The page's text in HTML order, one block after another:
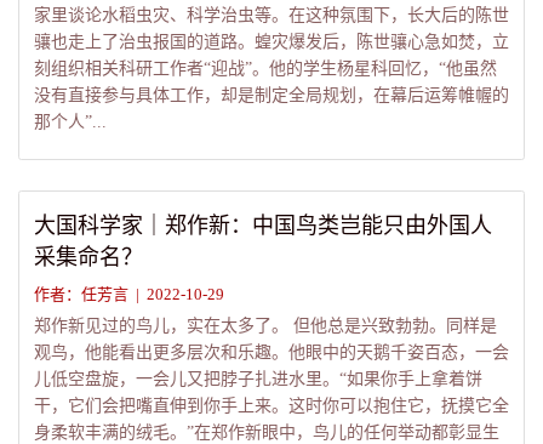
家里谈论水稻虫灾、科学治虫等。在这种氛围下，长大后的陈世
骧也走上了治虫报国的道路。蝗灾爆发后，陈世骧心急如焚，立
刻组织相关科研工作者“迎战”。他的学生杨星科回忆，“他虽然
没有直接参与具体工作，却是制定全局规划，在幕后运筹帷幄的
那个人”...
大国科学家｜郑作新：中国鸟类岂能只由外国人
采集命名？
作者：任芳言 | 2022-10-29
郑作新见过的鸟儿，实在太多了。 但他总是兴致勃勃。同样是
观鸟，他能看出更多层次和乐趣。他眼中的天鹅千姿百态，一会
儿低空盘旋，一会儿又把脖子扎进水里。“如果你手上拿着饼
干，它们会把嘴直伸到你手上来。这时你可以抱住它，抚摸它全
身柔软丰满的绒毛。”在郑作新眼中，鸟儿的任何举动都彰显生